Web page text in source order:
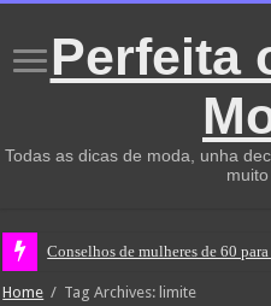
Perfeita
Todas as dicas de moda, unha
muito
Conselhos de mulheres de 60
Home / Tag Archives: limite